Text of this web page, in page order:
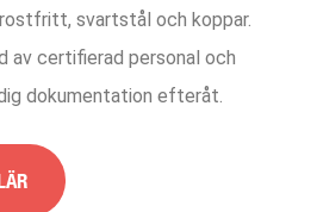
svartstål och koppar.
av certifierad personal och
dokumentation efteråt.